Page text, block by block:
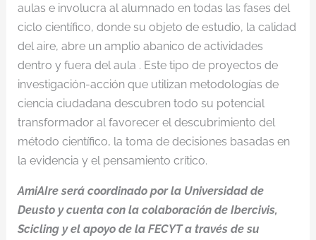
aulas e involucra al alumnado en todas las fases del
ciclo científico, donde su objeto de estudio, la calidad
del aire, abre un amplio abanico de actividades
dentro y fuera del aula . Este tipo de proyectos de
investigación-acción que utilizan metodologías de
ciencia ciudadana descubren todo su potencial
transformador al favorecer el descubrimiento del
método científico, la toma de decisiones basadas en
la evidencia y el pensamiento crítico.
AmiAIre será coordinado por la Universidad de
Deusto y cuenta con la colaboración de Ibercivis,
Scicling y el apoyo de la FECYT a través de su